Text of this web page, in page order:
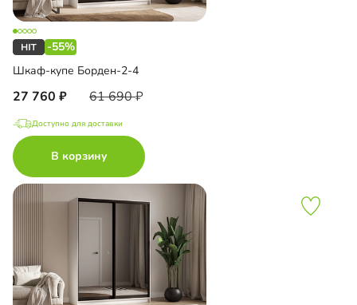
-55%
Шкаф-купе Борден-2-4
27 760 61 690
Доступно для доставки
В корзину